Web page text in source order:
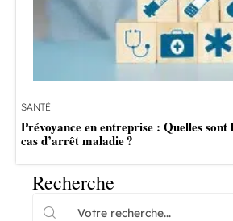
SANTÉ
Prévoyance en entreprise : Quelles sont
cas d’arrêt maladie ?
Recherche